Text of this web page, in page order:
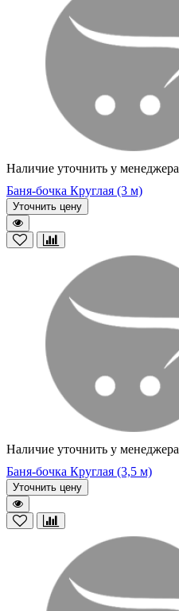
Наличие уточнить у менеджера
Баня-бочка Круглая (3 м)
Уточнить цену
Наличие уточнить у менеджера
Баня-бочка Круглая (3,5 м)
Уточнить цену